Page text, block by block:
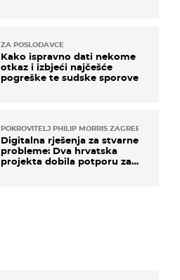
ZA POSLODAVCE
Kako ispravno dati nekome
otkaz i izbjeći najčešće
pogreške te sudske sporove
POKROVITELJ PHILIP MORRIS ZAGREB
Digitalna rješenja za stvarne
probleme: Dva hrvatska
projekta dobila potporu za